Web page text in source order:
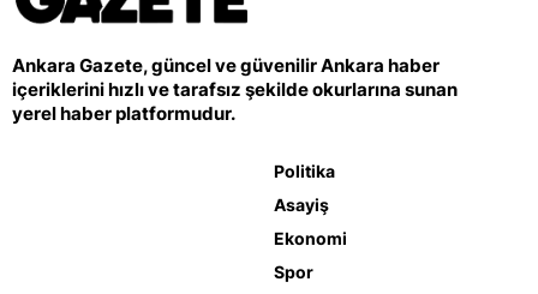
Ankara Gazete, güncel ve güvenilir Ankara haber
içeriklerini hızlı ve tarafsız şekilde okurlarına sunan
yerel haber platformudur.
Politika
Asayiş
Ekonomi
Spor